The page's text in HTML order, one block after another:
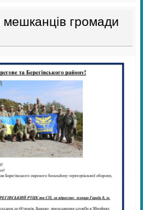
мешканців громади